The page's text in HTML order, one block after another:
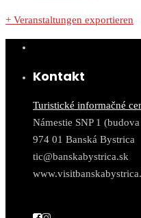
+ Veranstaltungen exportieren
Kontakt
Turistické informačné
Námestie SNP 1
974 01 Banská Bystrica
tic@banskabystrica.sk